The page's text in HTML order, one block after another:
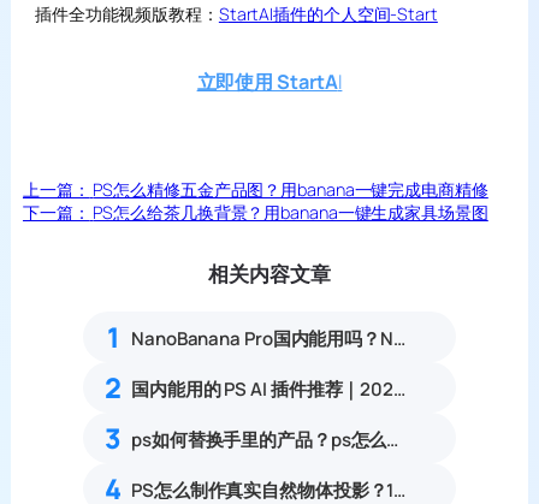
插件全功能视频版教程： StartAI插件的个人空间-Start
立即使用 StartAI
上一篇： PS怎么精修五金产品图？用banana一键完成电商精修
下一篇： PS怎么给茶几换背景？用banana一键生成家具场景图
相关内容文章
1 NanoBanana Pro国内能用吗？Nano banana使用教程
2 国内能用的 PS AI 插件推荐｜2026 4款AI插件最新实测
3 ps如何替换手里的产品？ps怎么把东西p到另一张图片上更自然？
4 PS怎么制作真实自然物体投影？11步写实合成落地阴影教程